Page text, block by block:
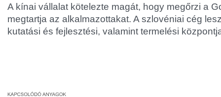
A kínai vállalat kötelezte magát, hogy megőrzi a
megtartja az alkalmazottakat. A szlovéniai cég
kutatási és fejlesztési, valamint termelési